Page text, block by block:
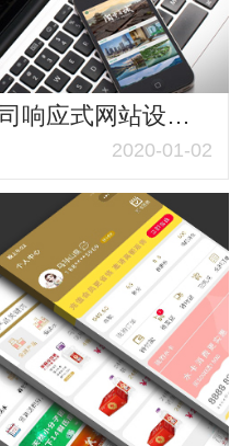
阆中文旅发展有限公司响应式网站设计与建设案例
2020-01-02